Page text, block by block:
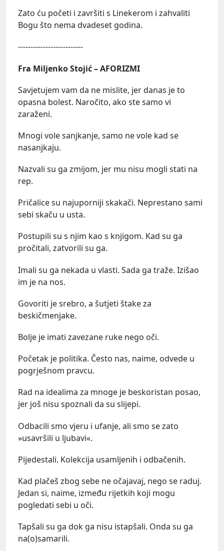
Zato ću početi i završiti s Linekerom i zahvaliti
Bogu što nema dvadeset godina.
--------------------------
Fra Miljenko Stojić – AFORIZMI
Savjetujem vam da ne mislite, jer danas je to
opasna bolest. Naročito, ako ste samo vi
zaraženi.
Mnogi vole sanjkanje, samo ne vole kad se
nasanjkaju.
Nazvali su ga zmijom, jer mu nisu mogli stati na
rep.
Pričalice su najuporniji skakači. Neprestano sami
sebi skaču u usta.
Postupili su s njim kao s knjigom. Kad su ga
pročitali, zatvorili su ga.
Imali su ga nekada u vlasti. Sada ga traže. Izišao
im je na nos.
Govoriti je srebro, a šutjeti štake za
beskičmenjake.
Bolje je imati zavezane ruke nego oči.
Početak je politika. Često nas, naime, odvede u
pogrješnom pravcu.
Rad na idealima za mnoge je beskoristan posao,
jer još nisu spoznali da su slijepi.
Odbacili smo vjeru i ufanje, ali smo se zato
»usavršili u ljubavi«.
Pijedestali. Kolekcija usamljenih i odbačenih.
Kad plačeš zbog sebe ne očajavaj, nego se raduj.
Jedan si, naime, između rijetkih koji mogu
pogledati sebi u oči.
Tapšali su ga dok ga nisu istapšali. Onda su ga
na(o)samarili.